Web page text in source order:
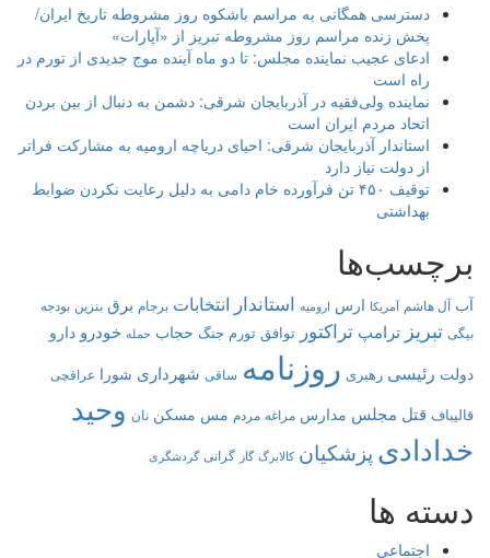
دسترسی همگانی به مراسم باشکوه روز مشروطه تاریخ ایران/
پخش زنده مراسم روز مشروطه تبریز از «آپارات»
ادعای عجیب نماینده مجلس: تا دو ماه آینده موج جدیدی از تورم در
راه است
نماینده ولی‌فقیه در آذربایجان شرقی: دشمن به دنبال از بین بردن
اتحاد مردم ایران است
استاندار آذربایجان شرقی: احیای دریاچه ارومیه به مشارکت فراتر
از دولت نیاز دارد
توقیف ۴۵۰ تن فرآورده خام دامی به دلیل رعایت نکردن ضوابط
بهداشتی
برچسب‌ها
آب آل هاشم آمریکا ارس ارومیه استاندار انتخابات برجام برق بنزین بودجه
بیگی تبریز ترامپ تراکتور توافق تورم جنگ حجاب حمله خودرو دارو
دولت رئیسی رهبری روزنامه ساقی شهرداری شورا عراقچی
قالیباف قتل مجلس مدارس مراغه مردم مس مسکن نان وحید
خدادادی پزشکیان کالابرگ گاز گرانی گردشگری
دسته ها
اجتماعی